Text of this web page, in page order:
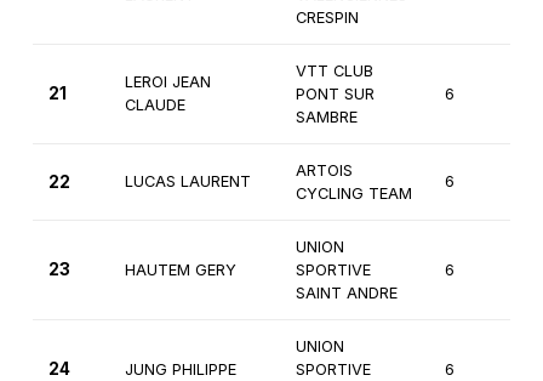
CRESPIN
21
LEROI JEAN
CLAUDE
VTT CLUB
PONT SUR
SAMBRE
6
22 LUCAS LAURENT
ARTOIS
CYCLING TEAM
6
23 HAUTEM GERY
UNION
SPORTIVE
SAINT ANDRE
6
24 JUNG PHILIPPE
UNION
SPORTIVE
6